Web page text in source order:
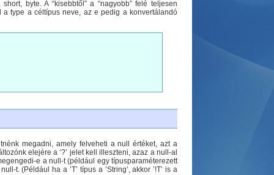
byte. A “kisebbtől” a “nagyobb” felé teljesen
a type a céltípus neve, az e pedig a konvertálandó
megadni, amely felveheti a null értéket, azt a
elejére a ‘?’ jelet kell illeszteni, azaz a null-al
e a null-t (például egy típusparaméterezett
t. (Például ha a ’T’ típus a ’String’, akkor ’!T’ is a